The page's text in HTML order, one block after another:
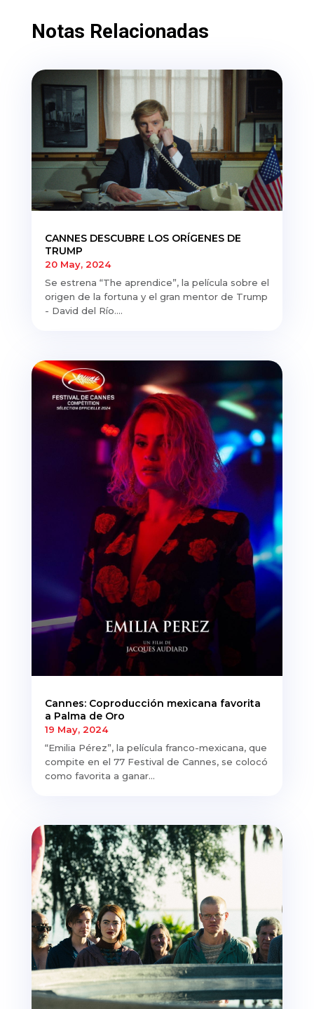
Notas Relacionadas
CANNES DESCUBRE LOS ORÍGENES DE
TRUMP
20 May, 2024
Se estrena “The aprendice”, la película sobre el
origen de la fortuna y el gran mentor de Trump
- David del Río....
Cannes: Coproducción mexicana favorita
a Palma de Oro
19 May, 2024
“Emilia Pérez”, la película franco-mexicana, que
compite en el 77 Festival de Cannes, se colocó
como favorita a ganar...